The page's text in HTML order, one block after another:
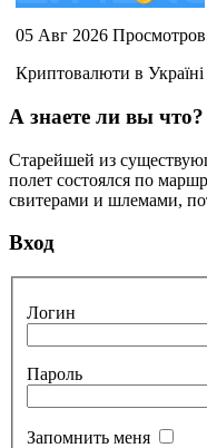
05 Авг 2026
Криптовалюти в Україні
А знаете ли вы что?
Cтарейшей из
полет состоялся по
свитерами и шлемами,
Вход
Логин
Пароль
Запомнить меня